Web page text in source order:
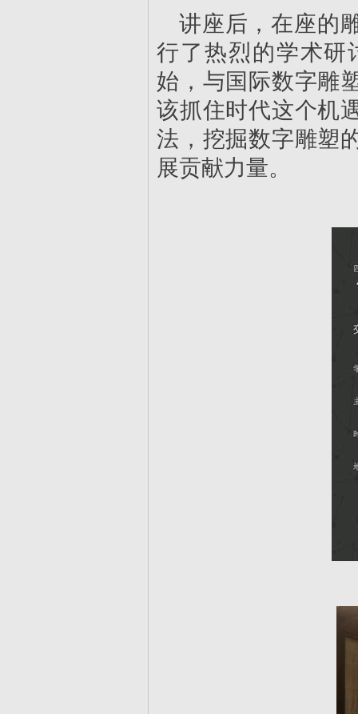
讲座后，在座的
行了热烈的学术研
始，与国际数字雕
该抓住时代这个机
法，挖掘数字雕塑
展贡献力量。